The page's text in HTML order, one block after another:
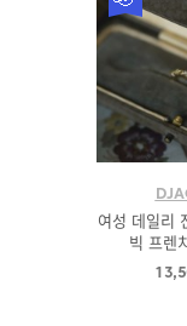
여성 데일리
빅 프렌